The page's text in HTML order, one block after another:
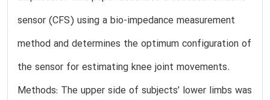
sensor (CFS) using a bio-impedance measurement
method and determines the optimum configuration of
the sensor for estimating knee joint movements.
Methods: The upper side of subjects’ lower limbs was